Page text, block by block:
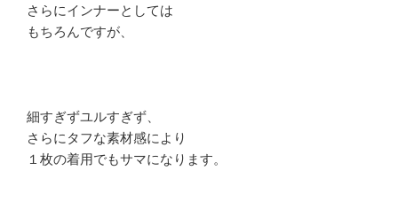
さらにインナーとしては
もちろんですが、
細すぎずユルすぎず、
さらにタフな素材感により
１枚の着用でもサマになります。